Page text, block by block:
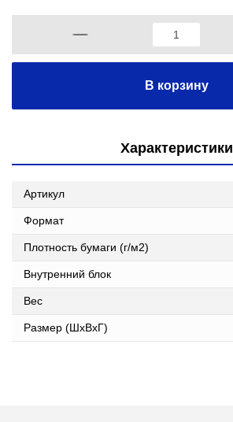
В корзину
Характеристики
Артикул
Формат
Плотность бумаги (г/м2)
Внутренний блок
Вес
Размер (ШxВxГ)